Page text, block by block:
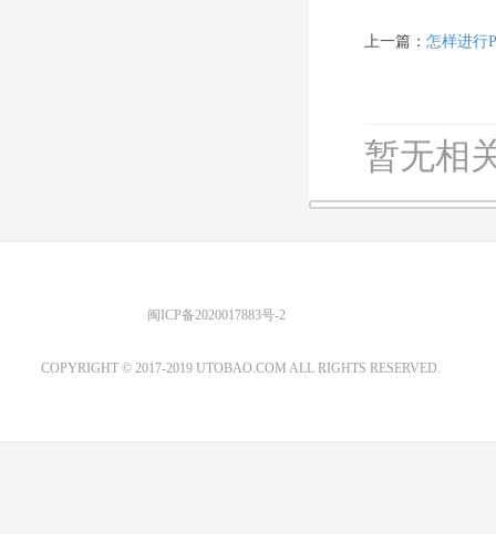
上一篇： 怎样进行PDF文
暂无相
闽ICP备2020017883号-2
COPYRIGHT © 2017-2019 UTOBAO.COM ALL RIGHTS RESERVED.